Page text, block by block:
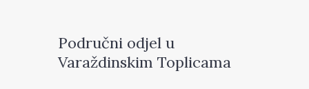
Područni odjel u
Varaždinskim Toplicama